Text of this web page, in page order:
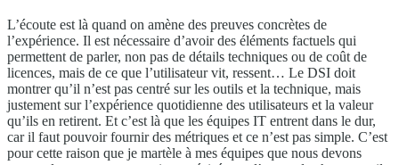
L’écoute est là quand on amène des preuves concrètes de
l’expérience. Il est nécessaire d’avoir des éléments factuels qui
permettent de parler, non pas de détails techniques ou de coût de
licences, mais de ce que l’utilisateur vit, ressent… Le DSI doit
montrer qu’il n’est pas centré sur les outils et la technique, mais
justement sur l’expérience quotidienne des utilisateurs et la valeur
qu’ils en retirent. Et c’est là que les équipes IT entrent dans le dur,
car il faut pouvoir fournir des métriques et ce n’est pas simple. C’est
pour cette raison que je martèle à mes équipes que nous devons